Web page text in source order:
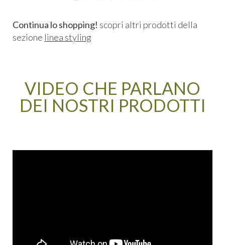
Continua lo shopping! scopri altri prodotti della
sezione linea styling
VIDEO CHE PARLANO
DEI NOSTRI PRODOTTI